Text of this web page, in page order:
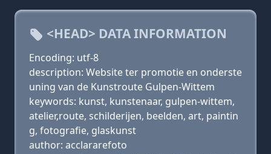
<HEAD> DATA INFORMATION
Encoding: utf-8
description: Website ter promotie en onderste
uning van de Kunstroute Gulpen-Wittem
keywords: kunst, kunstenaar, gulpen-wittem,
atelier,route, schilderijen, beelden, art, paintin
g, fotografie, glaskunst
author: acclararefoto